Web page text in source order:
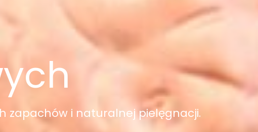
zapachów i naturalnej pielęgnacji.